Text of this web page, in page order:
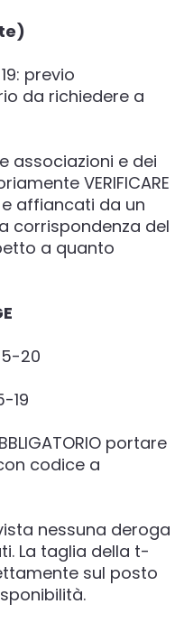
previo
da richiedere a
associazioni e dei
VERIFICARE
affiancati da un
corrispondenza del
a quanto
20
19
portare
codice a
nessuna deroga
La taglia della t-
sul posto